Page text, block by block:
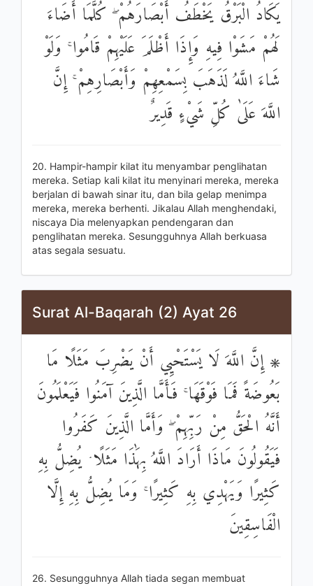
يَكَادُ الْبَرْقُ يَخْطَفُ أَبْصَارَهُمْ ۖ كُلَّمَا أَضَاءَ
لَهُمْ مَشَوْا فِيهِ وَإِذَا أَظْلَمَ عَلَيْهِمْ قَامُوا ۚ وَلَوْ
شَاءَ اللَّهُ لَذَهَبَ بِسَمْعِهِمْ وَأَبْصَارِهِمْ ۚ إِنَّ
اللَّهَ عَلَىٰ كُلِّ شَيْءٍ قَدِيرٌ
20. Hampir-hampir kilat itu menyambar penglihatan
mereka. Setiap kali kilat itu menyinari mereka, mereka
berjalan di bawah sinar itu, dan bila gelap menimpa
mereka, mereka berhenti. Jikalau Allah menghendaki,
niscaya Dia melenyapkan pendengaran dan
penglihatan mereka. Sesungguhnya Allah berkuasa
atas segala sesuatu.
Surat Al-Baqarah (2) Ayat 26
۞ إِنَّ اللَّهَ لَا يَسْتَحْيِي أَنْ يَضْرِبَ مَثَلًا مَا
بَعُوضَةً فَمَا فَوْقَهَا ۚ فَأَمَّا الَّذِينَ آمَنُوا فَيَعْلَمُونَ
أَنَّهُ الْحَقُّ مِنْ رَبِّهِمْ ۖ وَأَمَّا الَّذِينَ كَفَرُوا
فَيَقُولُونَ مَاذَا أَرَادَ اللَّهُ بِهَٰذَا مَثَلًا ۘ يُضِلُّ بِهِ
كَثِيرًا وَيَهْدِي بِهِ كَثِيرًا ۚ وَمَا يُضِلُّ بِهِ إِلَّا
الْفَاسِقِينَ
26. Sesungguhnya Allah tiada segan membuat